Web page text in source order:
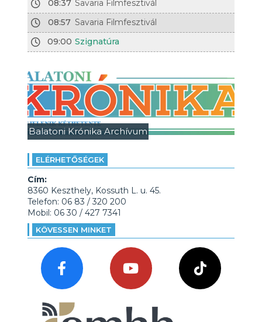
08:37 Savaria Filmfesztivál
08:57 Savaria Filmfesztivál
09:00 Szignatúra
Balatoni Krónika Archívum
ELÉRHETŐSÉGEK
Cím:
8360 Keszthely, Kossuth L. u. 45.
Telefon: 06 83 / 320 200
Mobil: 06 30 / 427 7341
KÖVESSEN MINKET